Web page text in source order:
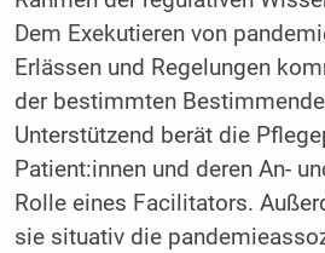
Dem Exekutieren von
Erlässen und Regelungen
der bestimmten
Unterstützend berät die
Patient:innen und deren An-
Rolle eines Facilitators.
sie situativ die